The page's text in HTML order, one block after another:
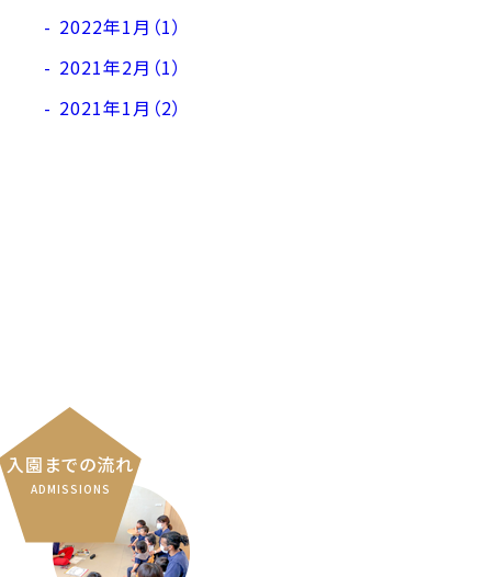
2022年1月（1）
2021年2月（1）
2021年1月（2）
入園までの流れ
ADMISSIONS